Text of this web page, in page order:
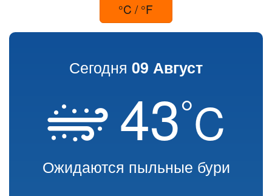
°C / °F
Сегодня 09 Август
43°C
Ожидаются пыльные бури